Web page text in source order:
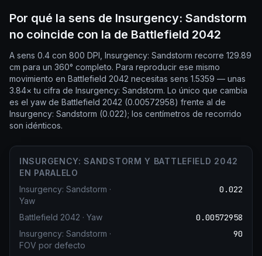
Por qué la sens de Insurgency: Sandstorm
no coincide con la de Battlefield 2042
A sens 0.4 con 800 DPI, Insurgency: Sandstorm recorre 129.89
cm para un 360° completo. Para reproducir ese mismo
movimiento en Battlefield 2042 necesitas sens 1.5359 — unas
3.84× tu cifra de Insurgency: Sandstorm. Lo único que cambia
es el yaw de Battlefield 2042 (0.00572958) frente al de
Insurgency: Sandstorm (0.022); los centímetros de recorrido
son idénticos.
INSURGENCY: SANDSTORM Y BATTLEFIELD 2042
EN PARALELO
Insurgency: Sandstorm ·
Yaw
0.022
Battlefield 2042 · Yaw 0.00572958
Insurgency: Sandstorm ·
FOV por defecto
90